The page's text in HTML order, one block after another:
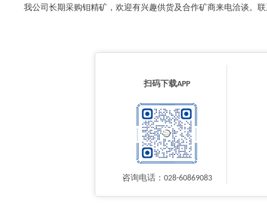
我公司长期采购钼精矿，欢迎有兴趣供货及合作矿商来电洽谈。
扫码下载APP
咨询电话：028-60869083